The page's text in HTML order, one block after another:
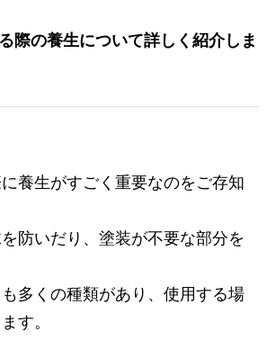
際の養生について詳しく紹介しま
養生がすごく重要なのをご存知
防いだり、塗装が不要な部分を
多くの種類があり、使用する場
す。